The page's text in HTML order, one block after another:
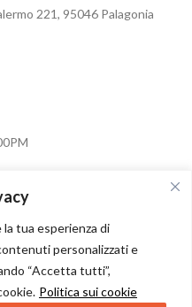
la tua esperienza di
personalizzati e
“Accetta tutti”,
Politica sui cookie
221, 95046 Palagonia